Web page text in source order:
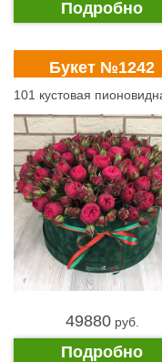
Подробно
Букет №1242
101 кустовая
роза
49880pуб.
Подробно